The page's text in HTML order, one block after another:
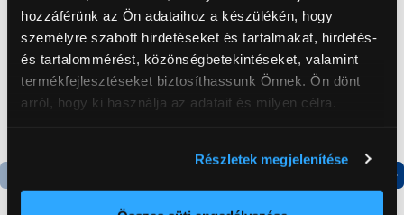
hozzáférünk az Ön adataihoz a készülékén, hogy
személyre szabott hirdetéseket és tartalmakat, hirdetés-
és tartalommérést, közönségbetekintéseket, valamint
termékfejlesztéseket biztosíthassunk Önnek. Ön dönt
arról, hogy ki használja az adatait és milyen célra.
elhelyezkedéséről pár méteres pontossággal
Részletek megjelenítése